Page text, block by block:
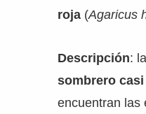
roja (Agaricus
Descripción:
sombrero
encuentran las